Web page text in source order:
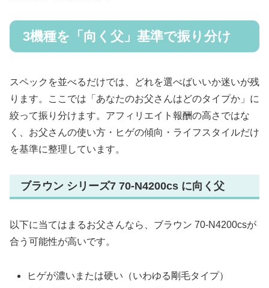
3機種を「向く父」基準で振り分け
スペックを並べるだけでは、どれを選べばいいか迷いが残
ります。ここでは「あなたのお父さんはどのタイプか」に
絞って振り分けます。アフィリエイト報酬の高さではな
く、お父さんの使い方・ヒゲの傾向・ライフスタイルだけ
を基準に整理しています。
ブラウン シリーズ7 70-N4200cs に向く父
以下に当てはまるお父さんなら、ブラウン 70-N4200csが
合う可能性が高いです。
ヒゲが濃いまたは硬い（いわゆる剛毛タイプ）